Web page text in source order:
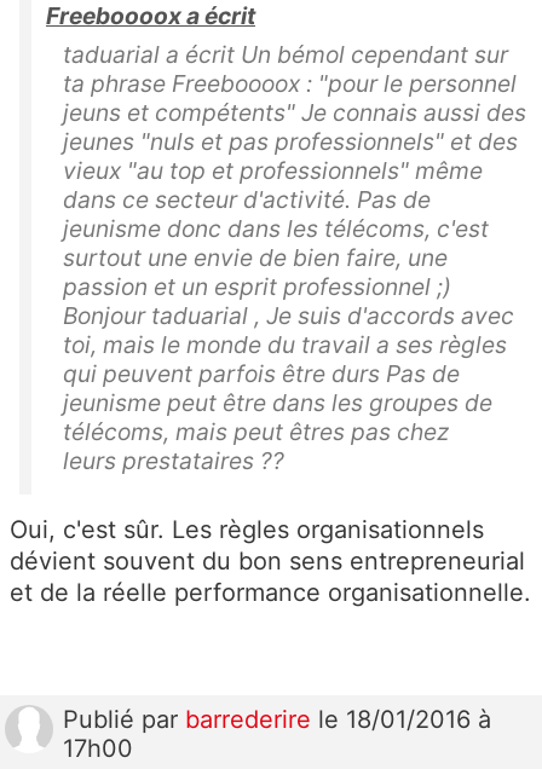
Freeboooox a écrit
taduarial a écrit Un bémol cependant sur
ta phrase Freeboooox : "pour le personnel
jeuns et compétents" Je connais aussi des
jeunes "nuls et pas professionnels" et des
vieux "au top et professionnels" même
dans ce secteur d'activité. Pas de
jeunisme donc dans les télécoms, c'est
surtout une envie de bien faire, une
passion et un esprit professionnel ;)
Bonjour taduarial , Je suis d'accords avec
toi, mais le monde du travail a ses règles
qui peuvent parfois être durs Pas de
jeunisme peut être dans les groupes de
télécoms, mais peut êtres pas chez
leurs prestataires ??
Oui, c'est sûr. Les règles organisationnels
dévient souvent du bon sens entrepreneurial
et de la réelle performance organisationnelle.
Publié par barrederire le 18/01/2016 à
17h00